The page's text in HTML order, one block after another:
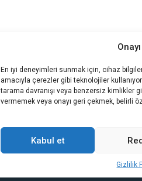
En iyi deneyimleri sunmak için, cihaz
amacıyla çerezler gibi teknolojiler
tarama davranışı veya benzersiz kimlikler
vermemek veya onayı geri çekmek, belirli
Kabul et
Gizlilik